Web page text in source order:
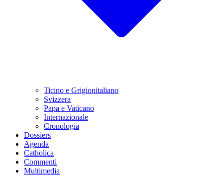
Ticino e Grigionitaliano
Svizzera
Papa e Vaticano
Internazionale
Cronologia
Dossiers
Agenda
Catholica
Commenti
Multimedia